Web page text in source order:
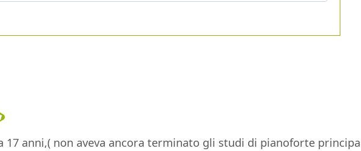
17 anni,( non aveva ancora terminato gli studi di pianoforte